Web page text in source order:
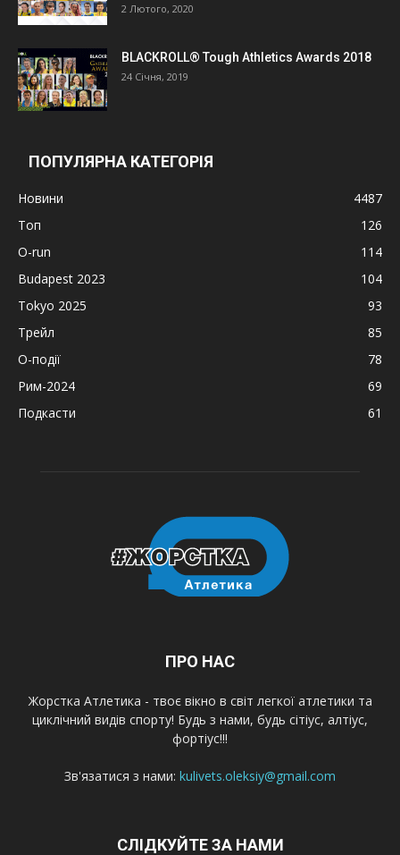
2 Лютого, 2020
BLACKROLL® Tough Athletics Awards 2018
24 Січня, 2019
ПОПУЛЯРНА КАТЕГОРІЯ
Новини
4487
Топ
126
O-run
114
Budapest 2023
104
Tokyo 2025
93
Трейл
85
О-події
78
Рим-2024
69
Подкасти
61
ПРО НАС
Жорстка Атлетика - твоє вікно в світ легкої атлетики та
циклічний видів спорту! Будь з нами, будь сітіус, алтіус,
фортіус!!!
Зв'язатися з нами: kulivets.oleksiy@gmail.com
СЛІДКУЙТЕ ЗА НАМИ